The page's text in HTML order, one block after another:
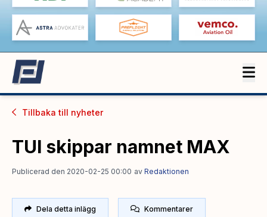
Tillbaka till nyheter
TUI skippar namnet MAX
Publicerad den 2020-02-25 00:00 av Redaktionen
Dela detta inlägg Kommentarer